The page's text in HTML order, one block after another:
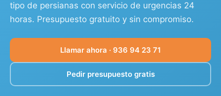
tipo de persianas con servicio de urgencias 24
horas. Presupuesto gratuito y sin compromiso.
Llamar ahora · 936 94 23 71
Pedir presupuesto gratis